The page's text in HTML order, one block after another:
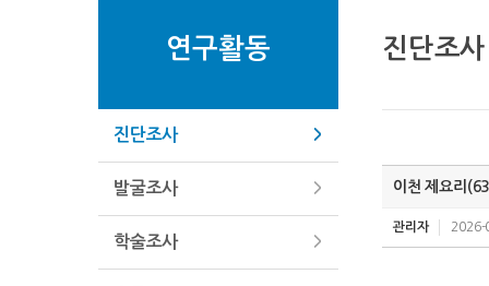
연구활동
진단조사
발굴조사
학술조사
진단조사
이천 제요리
관리자 2026-